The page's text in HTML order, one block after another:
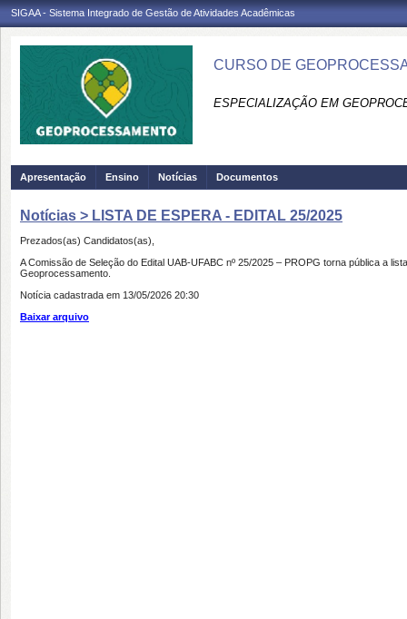
SIGAA - Sistema Integrado de Gestão de Atividades Acadêmicas
CURSO DE
ESPECIALIZAÇÃO EM
Apresentação Ensino Notícias Documentos
Notícias > LISTA DE ESPERA - EDITAL 25/2025
Prezados(as) Candidatos(as),
A Comissão de Seleção do Edital UAB-UFABC nº 25/2025 – PROPG torna pública a
Geoprocessamento.
Notícia cadastrada em 13/05/2026 20:30
Baixar arquivo